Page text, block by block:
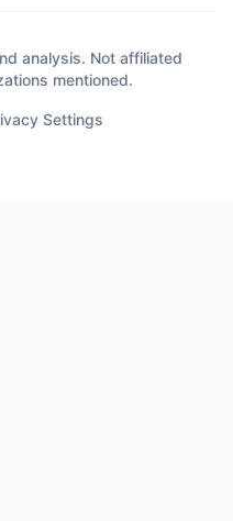
analysis. Not affiliated
mentioned.
Settings